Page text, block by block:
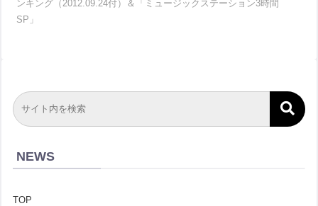
ンキング（2012.09.24付）＆「ミュージックステーション3時間
SP」
NEWS
TOP